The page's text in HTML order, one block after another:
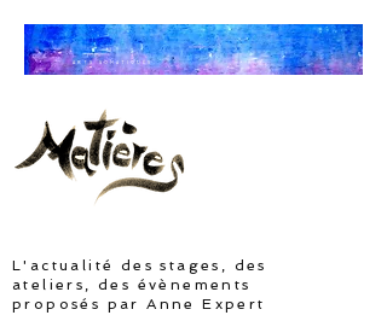
ARTS SOMATIQUES
L'actualité des stages, des
ateliers, des évènements
proposés par Anne Expert